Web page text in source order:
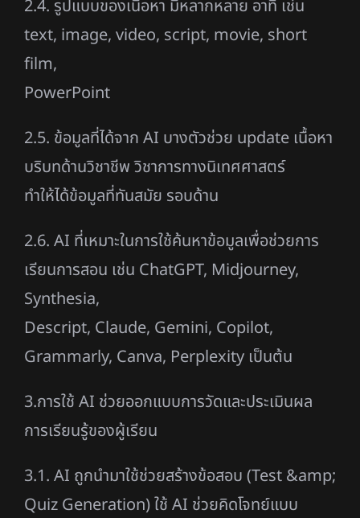
2.4. รูปแบบของเนื้อหา มีหลากหลาย อาทิ เช่น
text, image, video, script, movie, short
film,
PowerPoint
2.5. ข้อมูลที่ได้จาก AI บางตัวช่วย update เนื้อหา
บริบทด้านวิชาชีพ วิชาการทางนิเทศศาสตร์
ทำให้ได้ข้อมูลที่ทันสมัย รอบด้าน
2.6. AI ที่เหมาะในการใช้ค้นหาข้อมูลเพื่อช่วยการ
เรียนการสอน เช่น ChatGPT, Midjourney,
Synthesia,
Descript, Claude, Gemini, Copilot,
Grammarly, Canva, Perplexity เป็นต้น
3.การใช้ AI ช่วยออกแบบการวัดและประเมินผล
การเรียนรู้ของผู้เรียน
3.1. AI ถูกนำมาใช้ช่วยสร้างข้อสอบ (Test &amp;
Quiz Generation) ใช้ AI ช่วยคิดโจทย์แบบ